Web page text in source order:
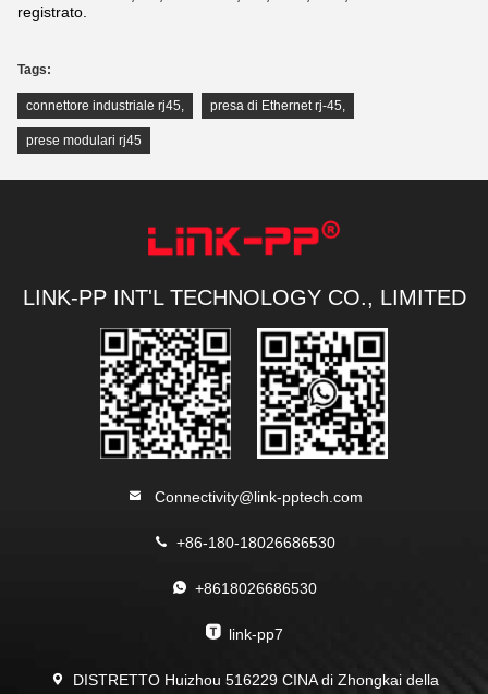
registrato.
Tags:
connettore industriale rj45 presa di Ethernet rj-45
prese modulari rj45
LINK-PP INT'L TECHNOLOGY CO., LIMITED
Connectivity@link-pptech.com
+86-180-18026686530
+8618026686530
link-pp7
DISTRETTO Huizhou 516229 CINA di Zhongkai della